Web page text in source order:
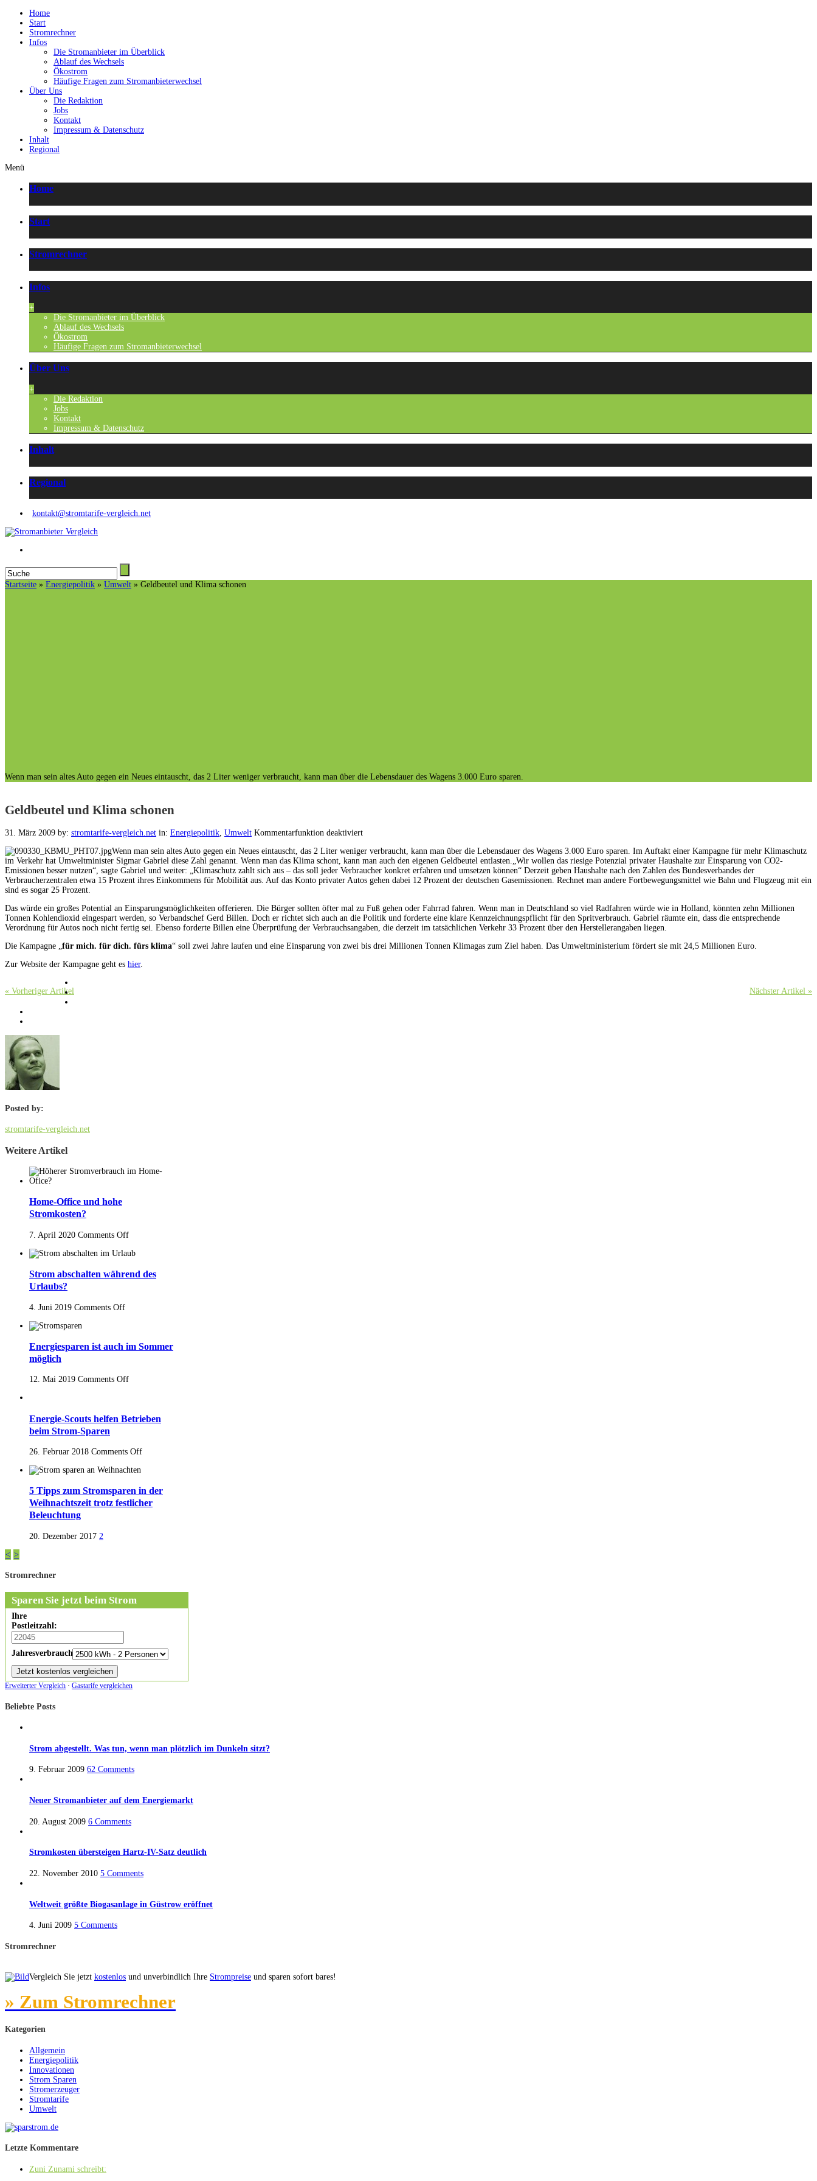
Home
Start
Stromrechner
Infos
Die Stromanbieter im Überblick
Ablauf des Wechsels
Ökostrom
Häufige Fragen zum Stromanbieterwechsel
Über Uns
Die Redaktion
Jobs
Kontakt
Impressum & Datenschutz
Inhalt
Regional
Menü
Home
Start
Stromrechner
Infos
+
Die Stromanbieter im Überblick
Ablauf des Wechsels
Ökostrom
Häufige Fragen zum Stromanbieterwechsel
Über Uns
+
Die Redaktion
Jobs
Kontakt
Impressum & Datenschutz
Inhalt
Regional
kontakt@stromtarife-vergleich.net
Startseite » Energiepolitik » Umwelt » Geldbeutel und Klima schonen
Wenn man sein altes Auto gegen ein Neues eintauscht, das 2 Liter weniger verbraucht, kann man über die Lebensdauer des Wagens 3.000 Euro sparen.
Geldbeutel und Klima schonen
31. März 2009 by: stromtarife-vergleich.net in: Energiepolitik, Umwelt Kommentarfunktion deaktiviert
Wenn man sein altes Auto gegen ein Neues eintauscht, das 2 Liter weniger verbraucht, kann man über die Lebensdauer des Wagens 3.000 Euro sparen. Im Auftakt einer Kampagne für mehr Klimaschutz
im Verkehr hat Umweltminister Sigmar Gabriel diese Zahl genannt. Wenn man das Klima schont, kann man auch den eigenen Geldbeutel entlasten.„Wir wollen das riesige Potenzial privater Haushalte zur Einsparung von CO2-
Emissionen besser nutzen“, sagte Gabriel und weiter: „Klimaschutz zahlt sich aus – das soll jeder Verbraucher konkret erfahren und umsetzen können“ Derzeit geben Haushalte nach den Zahlen des Bundesverbandes der
Verbraucherzentralen etwa 15 Prozent ihres Einkommens für Mobilität aus. Auf das Konto privater Autos gehen dabei 12 Prozent der deutschen Gasemissionen. Rechnet man andere Fortbewegungsmittel wie Bahn und Flugzeug mit ein
sind es sogar 25 Prozent.
Das würde ein großes Potential an Einsparungsmöglichkeiten offerieren. Die Bürger sollten öfter mal zu Fuß gehen oder Fahrrad fahren. Wenn man in Deutschland so viel Radfahren würde wie in Holland, könnten zehn Millionen
Tonnen Kohlendioxid eingespart werden, so Verbandschef Gerd Billen. Doch er richtet sich auch an die Politik und forderte eine klare Kennzeichnungspflicht für den Spritverbrauch. Gabriel räumte ein, dass die entsprechende
Verordnung für Autos noch nicht fertig sei. Ebenso forderte Billen eine Überprüfung der Verbrauchsangaben, die derzeit im tatsächlichen Verkehr 33 Prozent über den Herstellerangaben liegen.
Die Kampagne „für mich. für dich. fürs klima“ soll zwei Jahre laufen und eine Einsparung von zwei bis drei Millionen Tonnen Klimagas zum Ziel haben. Das Umweltministerium fördert sie mit 24,5 Millionen Euro.
Zur Website der Kampagne geht es hier.
« Vorheriger Artikel Nächster Artikel »
Posted by:
stromtarife-vergleich.net
Weitere Artikel
Home-Office und hohe
Stromkosten?
7. April 2020 Comments Off
Strom abschalten während des
Urlaubs?
4. Juni 2019 Comments Off
Energiesparen ist auch im Sommer
möglich
12. Mai 2019 Comments Off
Energie-Scouts helfen Betrieben
beim Strom-Sparen
26. Februar 2018 Comments Off
5 Tipps zum Stromsparen in der
Weihnachtszeit trotz festlicher
Beleuchtung
20. Dezember 2017 2
< >
Stromrechner
Sparen Sie jetzt beim Strom
Ihre
Postleitzahl:
Jahresverbrauch:
Erweiterter Vergleich · Gastarife vergleichen
Beliebte Posts
Strom abgestellt. Was tun, wenn man plötzlich im Dunkeln sitzt?
9. Februar 2009 62 Comments
Neuer Stromanbieter auf dem Energiemarkt
20. August 2009 6 Comments
Stromkosten übersteigen Hartz-IV-Satz deutlich
22. November 2010 5 Comments
Weltweit größte Biogasanlage in Güstrow eröffnet
4. Juni 2009 5 Comments
Stromrechner
Vergleich Sie jetzt kostenlos und unverbindlich Ihre Strompreise und sparen sofort bares!
» Zum Stromrechner
Kategorien
Allgemein
Energiepolitik
Innovationen
Strom Sparen
Stromerzeuger
Stromtarife
Umwelt
Letzte Kommentare
Zuni Zunami schreibt: